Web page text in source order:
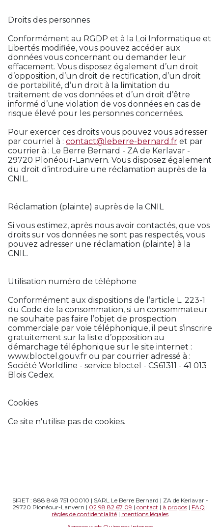
Droits des personnes
Conformément au RGDP et à la Loi Informatique et
Libertés modifiée, vous pouvez accéder aux
données vous concernant ou demander leur
effacement. Vous disposez également d’un droit
d’opposition, d’un droit de rectification, d’un droit
de portabilité, d’un droit à la limitation du
traitement de vos données et d’un droit d’être
informé d’une violation de vos données en cas de
risque élevé pour les personnes concernées.
Pour exercer ces droits vous pouvez vous adresser
par courriel à : contact@leberre-bernard.fr et par
courrier à : Le Berre Bernard - ZA de Kerlavar -
29720 Plonéour-Lanvern. Vous disposez également
du droit d’introduire une réclamation auprès de la
CNIL.
Réclamation (plainte) auprès de la CNIL
Si vous estimez, après nous avoir contactés, que vos
droits sur vos données ne sont pas respectés, vous
pouvez adresser une réclamation (plainte) à la
CNIL.
Utilisation numéro de téléphone
Conformément aux dispositions de l’article L. 223-1
du Code de la consommation, si un consommateur
ne souhaite pas faire l’objet de prospection
commerciale par voie téléphonique, il peut s’inscrire
gratuitement sur la liste d’opposition au
démarchage téléphonique sur le site internet :
www.bloctel.gouv.fr ou par courrier adressé à :
Société Worldline - service bloctel - CS61311 - 41 013
Blois Cedex.
Cookies
Ce site n'utilise pas de cookies.
SIRET : 888 848 751 00010 | SARL Le Berre Bernard | ZA de Kerlavar -
29720 Plonéour-Lanvern | 02 98 82 67 09 | contact | à propos| FAQ |
règles de confidentialité | mentions légales